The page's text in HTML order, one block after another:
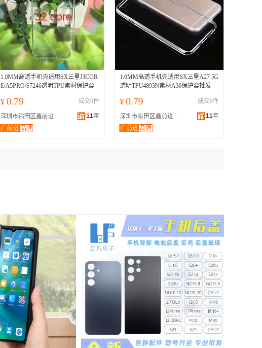
1.0MM高透手机壳适用SX三星J3COR
E/A5PRO/S7246透明TPU素材保护套
¥ 0.79 成交0件
深圳市福田区鑫前进手机数码配件商行 11年
广前进 品牌
1.0MM高透手机壳适用SX三星A27 5G
透明TPU4893N素材A36保护套批发
¥ 0.79 成交0件
深圳市福田区鑫前进手机数码配件商行 11年
广前进 品牌